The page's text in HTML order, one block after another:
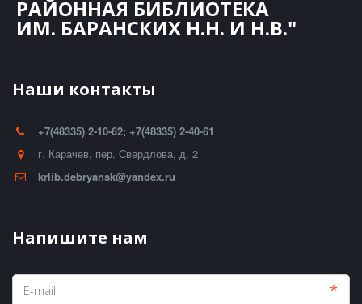
РАЙОННАЯ БИБЛИОТЕКА
ИМ. БАРАНСКИХ Н.Н. И Н.В."
Наши контакты
+7(48335) 2-10-62; +7(48335) 2-40-61
г. Карачев, пер. Свердлова, д. 2
krlib.debryansk@yandex.ru
Напишите нам
*